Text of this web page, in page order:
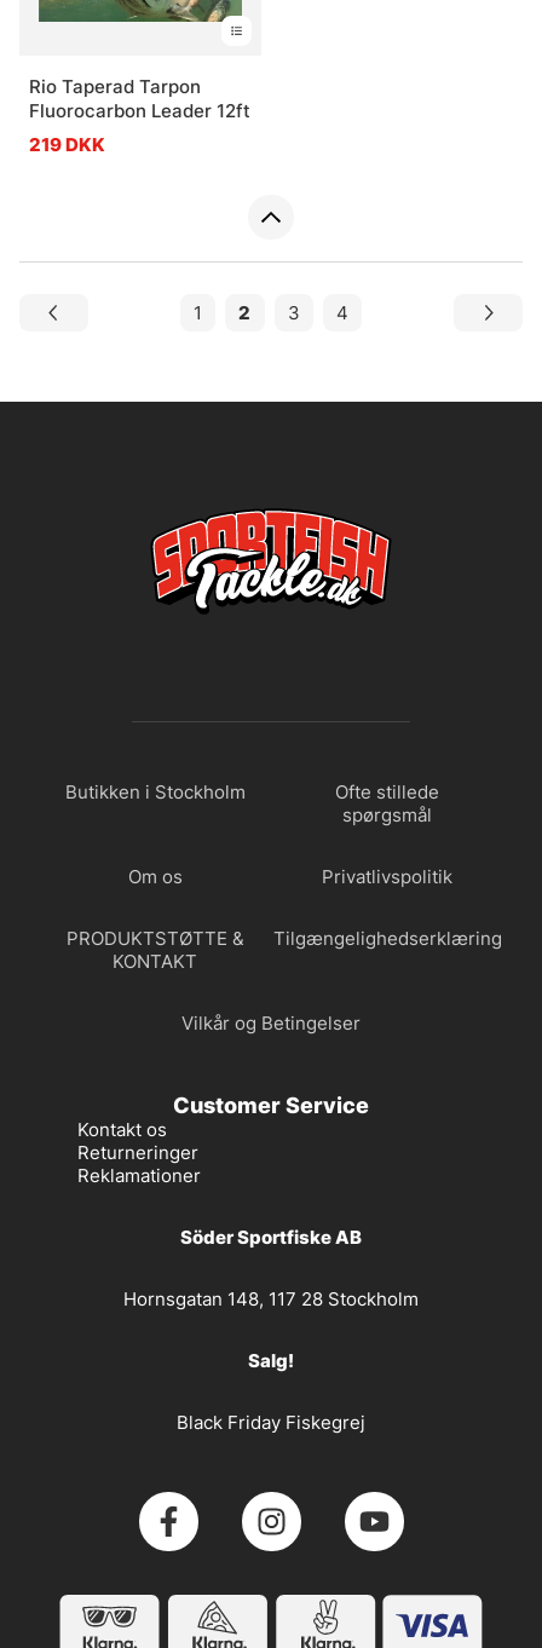
Rio Taperad Tarpon
Fluorocarbon Leader 12ft
219 DKK
1 2 3 4
Butikken i Stockholm
Ofte stillede
spørgsmål
Om os Privatlivspolitik
PRODUKTSTØTTE &
KONTAKT
Tilgængelighedserklæring
Vilkår og Betingelser
Customer Service
Kontakt os
Returneringer
Reklamationer
Söder Sportfiske AB
Hornsgatan 148, 117 28 Stockholm
Salg!
Black Friday Fiskegrej